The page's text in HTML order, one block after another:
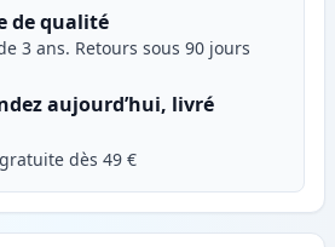
de qualité
3 ans. Retours sous 90 jours
aujourd’hui, livré
dès 49 €